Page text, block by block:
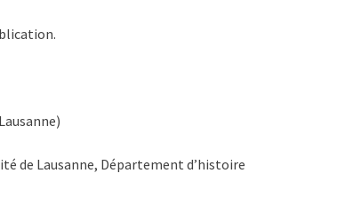
de Lausanne, Département d’histoire